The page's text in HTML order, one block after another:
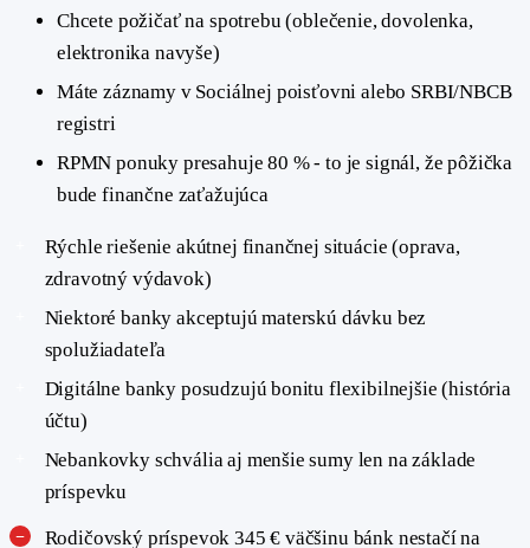
Chcete požičať na spotrebu (oblečenie, dovolenka,
elektronika navyše)
Máte záznamy v Sociálnej poisťovni alebo SRBI/NBCB
registri
RPMN ponuky presahuje 80 % - to je signál, že pôžička
bude finančne zaťažujúca
Rýchle riešenie akútnej finančnej situácie (oprava,
zdravotný výdavok)
Niektoré banky akceptujú materskú dávku bez
spolužiadateľa
Digitálne banky posudzujú bonitu flexibilnejšie (história
účtu)
Nebankovky schvália aj menšie sumy len na základe
príspevku
Rodičovský príspevok 345 € väčšinu bánk nestačí na